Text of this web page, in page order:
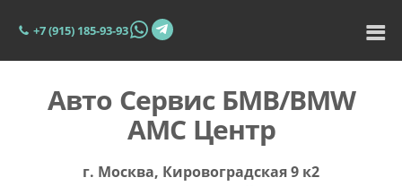
+7 (915) 185-93-93
Авто Сервис БМВ/BMW
АМС Центр
г. Москва, Кировоградская 9 к2